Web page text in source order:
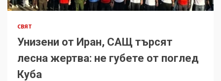
СВЯТ
Унизени от Иран, САЩ търсят
лесна жертва: не губете от поглед
Куба